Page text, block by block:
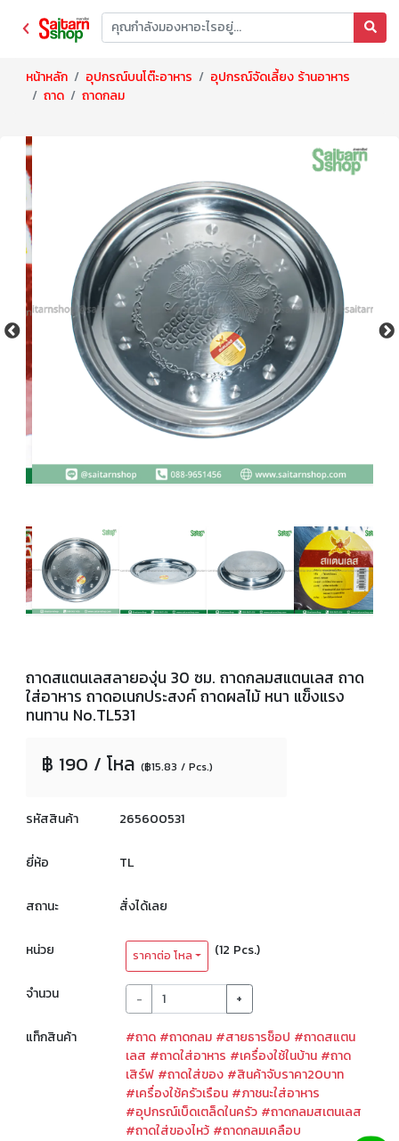
หน้าหลัก อุปกรณ์บนโต๊ะอาหาร
อุปกรณ์จัดเลี้ยง ร้านอาหาร
ถาด
ถาดกลม
ถาดสแตนเลสลายองุ่น 30 ซม. ถาดกลมสแตนเลส ถาด
ใส่อาหาร ถาดอเนกประสงค์ ถาดผลไม้ หนา แข็งแรง
ทนทาน No.TL531
฿ 190 / โหล (฿15.83 / Pcs.)
รหัสสินค้า 265600531
ยี่ห้อ TL
สถานะ สั่งได้เลย
หน่วย ราคาต่อ โหล (12 Pcs.)
จำนวน - +
แท็กสินค้า #ถาด #ถาดกลม #สายธารช็อป #ถาดสแตน
เลส #ถาดใส่อาหาร #เครื่องใช้ในบ้าน #ถาด
เสิร์ฟ #ถาดใส่ของ #สินค้าจับราคา20บาท
#เครื่องใช้ครัวเรือน #ภาชนะใส่อาหาร
#อุปกรณ์เบ็ดเตล็ดในครัว #ถาดกลมสเตนเลส
#ถาดใส่ของไหว้ #ถาดกลมเคลือบ